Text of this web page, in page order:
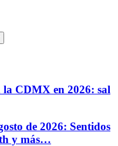
la CDMX en 2026: sal
de 2026: Sentidos
y más…